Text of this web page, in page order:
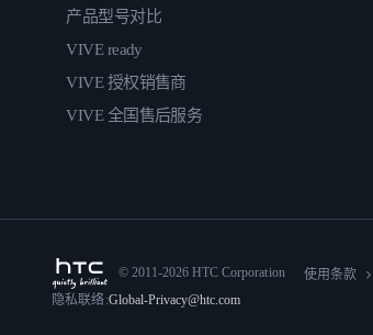
产品型号对比
VIVE ready
VIVE 授权销售商
VIVE 全国售后服务
© 2011-2026 HTC Corporation
使用条款
隐私联络:Global-Privacy@htc.com